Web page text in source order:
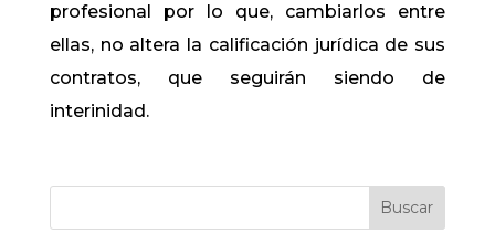
profesional por lo que, cambiarlos entre
ellas, no altera la calificación jurídica de sus
contratos, que seguirán siendo de
interinidad.
Buscar